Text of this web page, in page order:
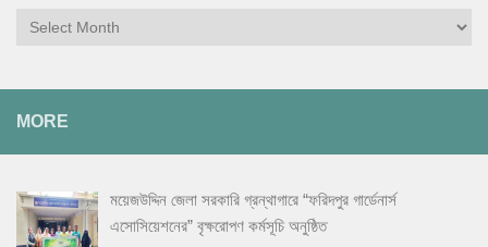
MORE
ময়েজউদ্দিন জেলা সরকারি গ্রন্থাগারে “ফরিদপুর গার্ডেনার্স
এসোসিয়েশনের” বৃক্ষরোপণ কর্মসূচি অনুষ্ঠিত